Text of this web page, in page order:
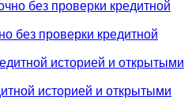
без проверки кредитной
историей и открытыми